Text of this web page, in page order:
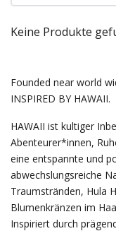
Keine Produkte
Founded near world
INSPIRED BY HAWAII.
HAWAII ist kultiger
Abenteurer*innen,
eine entspannte und
abwechslungsreiche
Traumstränden, Hula
Blumenkränzen im
Inspiriert durch